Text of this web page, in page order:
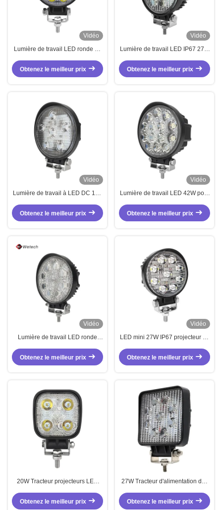
Vidéo
Lumière de travail LED ronde de
Obtenez le meilleur prix
Vidéo
Lumière de travail LED IP67 27W
camions tracteurs
Obtenez le meilleur prix
Vidéo
Lumière de travail à LED DC 12V
Obtenez le meilleur prix
Vidéo
Lumière de travail LED 42W pour
Obtenez le meilleur prix
Vidéo
Lumière de travail LED ronde
24W Avec boîtier en aluminium
coulé
Obtenez le meilleur prix
Vidéo
LED mini 27W IP67 projecteur de
Obtenez le meilleur prix
20W Tracteur projecteurs LED
Obtenez le meilleur prix
27W Tracteur d'alimentation des
blanc avec commutateur
Obtenez le meilleur prix